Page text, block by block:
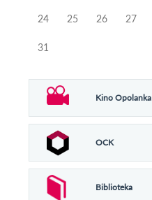
24 25 26 27
31
Kino Opolanka
OCK
Biblioteka